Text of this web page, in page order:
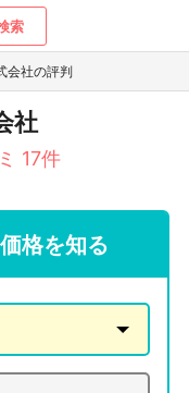
索
会社の評判
社
17件
格を知る